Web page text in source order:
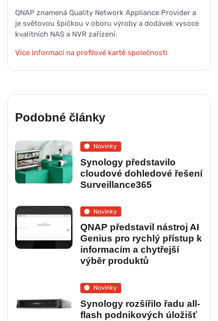
QNAP znamená Quality Network Appliance Provider a
je světovou špičkou v oboru výroby a dodávek vysoce
kvalitních NAS a NVR zařízení.
Více informací na profilové kartě společnosti
Podobné články
Novinky
Synology představilo
cloudové dohledové řešení
Surveillance365
Novinky
QNAP představil nástroj AI
Genius pro rychlý přístup k
informacím a chytřejší
výběr produktů
Novinky
Synology rozšířilo řadu all-
flash podnikových úložišť